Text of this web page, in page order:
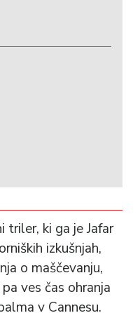
triler, ki ga je Jafar
izkušnjah,
o maščevanju,
ves čas ohranja
v Cannesu.